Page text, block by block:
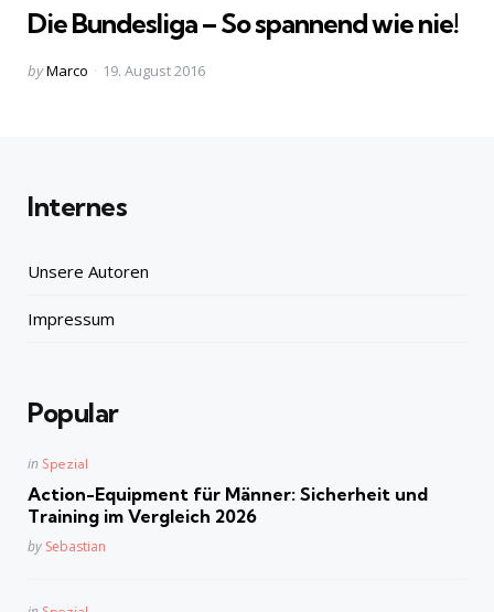
Die Bundesliga – So spannend wie nie!
Posted
byMarco 19. August 2016
Internes
Unsere Autoren
Impressum
Popular
Posted
in Spezial
Action-Equipment für Männer: Sicherheit und
Training im Vergleich 2026
Posted
by Sebastian